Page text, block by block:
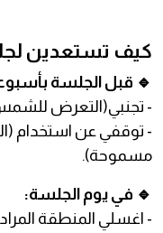
كيف تستعدين
🔹 قبل الجلسة
- تجنبي(التعرض
- توقفي عن استخدام
مسموحة).
🔹 في يوم الجلسة:
- اغسلي المنطقة